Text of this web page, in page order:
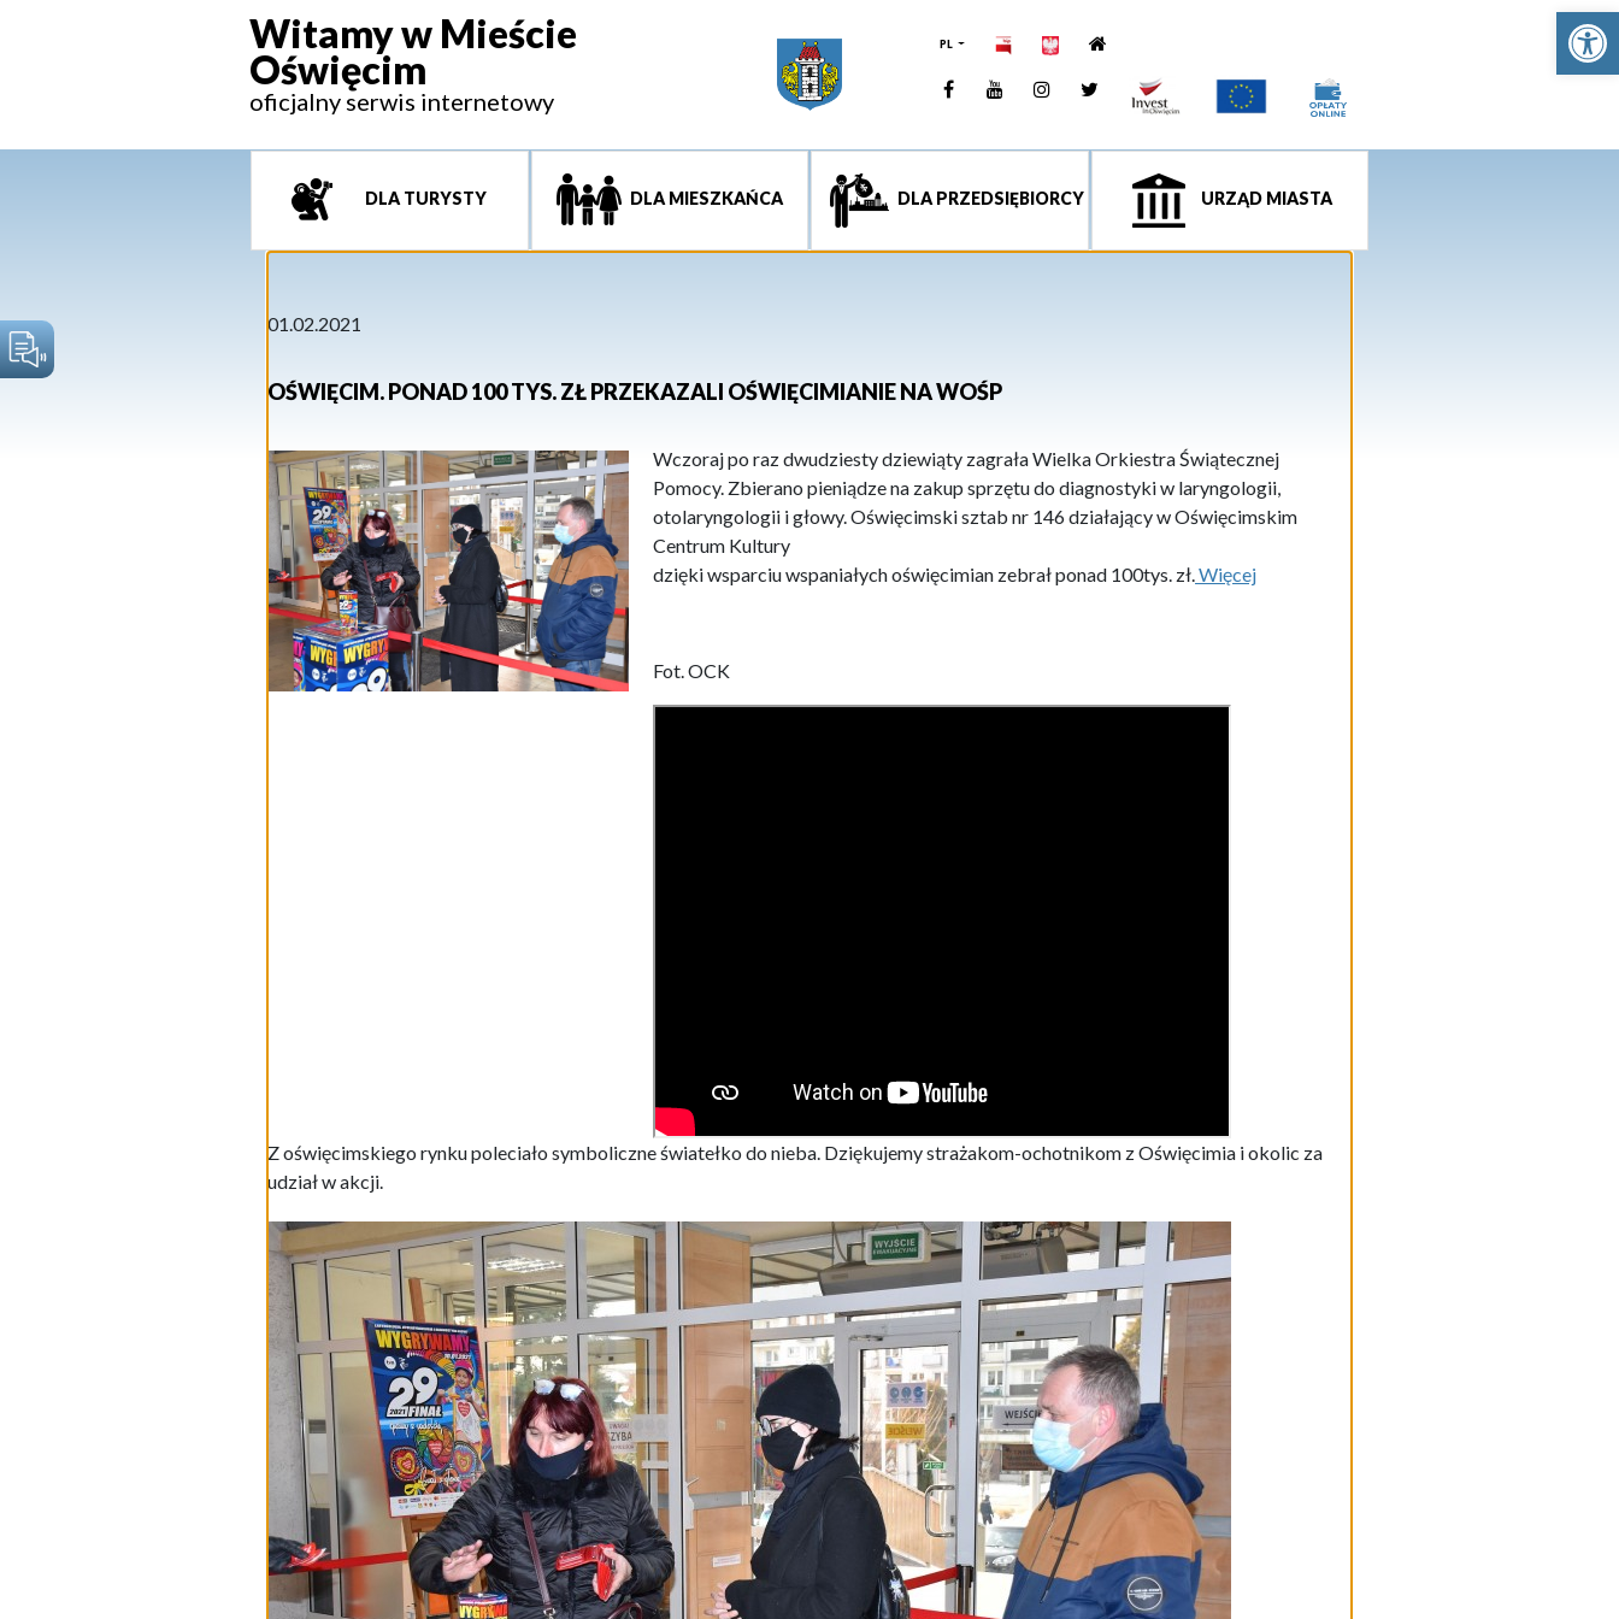
Witamy w Mieście
Oświęcim
oficjalny serwis internetowy
PL
FacebookYouTUbeInstagramTwitter
DLA TURYSTY DLA MIESZKAŃCA DLA PRZEDSIĘBIORCY URZĄD MIASTA
01.02.2021
OŚWIĘCIM. PONAD 100 TYS. ZŁ PRZEKAZALI OŚWIĘCIMIANIE NA WOŚP
Wczoraj po raz dwudziesty dziewiąty zagrała Wielka Orkiestra Świątecznej
Pomocy. Zbierano pieniądze na zakup sprzętu do diagnostyki w laryngologii,
otolaryngologii i głowy. Oświęcimski sztab nr 146 działający w Oświęcimskim
Centrum Kultury
dzięki wsparciu wspaniałych oświęcimian zebrał ponad 100tys. zł.Więcej
Fot. OCK
Z oświęcimskiego rynku poleciało symboliczne światełko do nieba. Dziękujemy strażakom-ochotnikom z Oświęcimia i okolic za
udział w akcji.